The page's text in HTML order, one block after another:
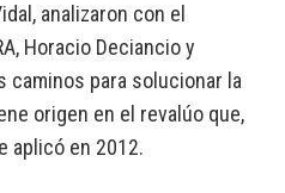
analizaron con el
Horacio Deciancio y
caminos para solucionar la
origen en el revalúo que,
aplicó en 2012.